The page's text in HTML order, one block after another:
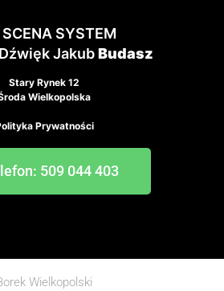
SCENA SYSTEM
JakubBudasz
Stary Rynek 12
Wielkopolska
Prywatności
509 044 403
Wielkopolski